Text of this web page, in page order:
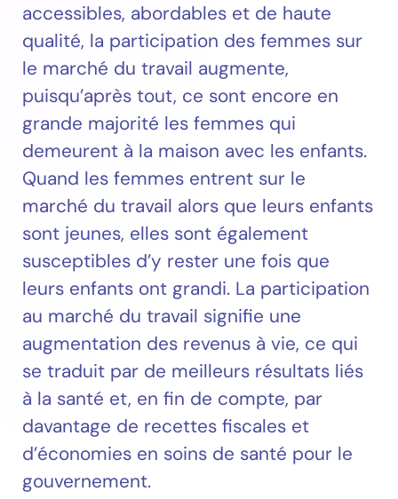
accessibles, abordables et de haute
qualité, la participation des femmes sur
le marché du travail augmente,
puisqu’après tout, ce sont encore en
grande majorité les femmes qui
demeurent à la maison avec les enfants.
Quand les femmes entrent sur le
marché du travail alors que leurs enfants
sont jeunes, elles sont également
susceptibles d’y rester une fois que
leurs enfants ont grandi. La participation
au marché du travail signifie une
augmentation des revenus à vie, ce qui
se traduit par de meilleurs résultats liés
à la santé et, en fin de compte, par
davantage de recettes fiscales et
d’économies en soins de santé pour le
gouvernement.